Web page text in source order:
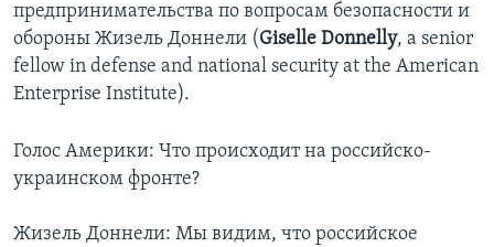
предпринимательства по вопросам безопасности и
обороны Жизель Доннели (Giselle Donnelly, a senior
fellow in defense and national security at the American
Enterprise Institute).
Голос Америки: Что происходит на российско-
украинском фронте?
Жизель Доннели: Мы видим, что российское